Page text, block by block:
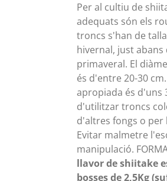
Per al cultiu de
adequats són els
troncs s'han de
hivernal, just
primaveral. El
és d'entre 20-30
apropiada és d'uns
d'utilitzar troncs
d'altres fongs o per
Evitar malmetre
manipulació.
llavor de shiitake
bosses de 2,5Kg